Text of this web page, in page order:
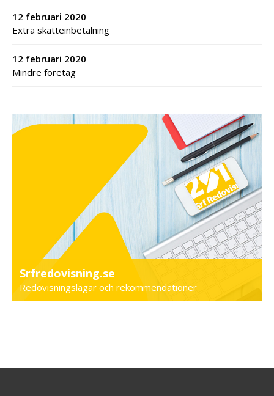
12 februari 2020
Extra skatteinbetalning
12 februari 2020
Mindre företag
Srfredovisning.se
Redovisningslagar och rekommendationer